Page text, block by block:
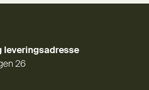
leveringsadresse
26